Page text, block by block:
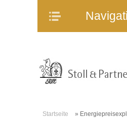
Navigation
Mitarbeiter
Startseite »